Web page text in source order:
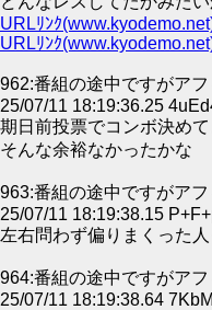
URLﾘﾝｸ
URLﾘﾝｸ
962:番組の途中ですがア
25/07/11 18:19:36.25
期日前投票でコンボ決め
そんな余裕なかったかな
963:番組の途中ですがア
25/07/11 18:19:38.15
左右問わず偏りまくった
964:番組の途中ですがア
25/07/11 18:19:38.64